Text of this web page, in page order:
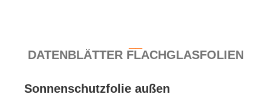
DATENBLÄTTER FLACHGLASFOLIEN
Sonnenschutzfolie außen